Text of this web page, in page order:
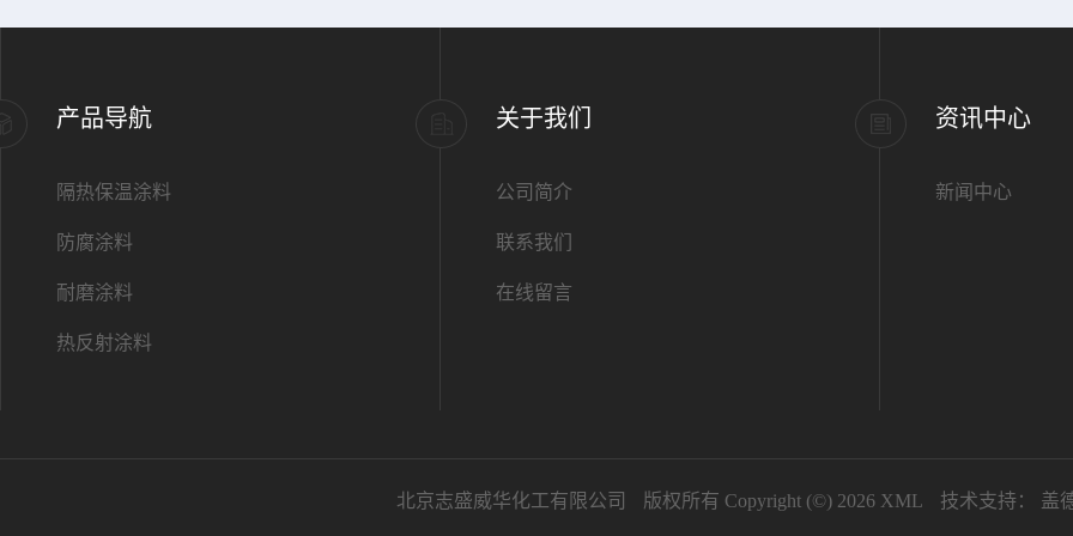
产品导航
隔热保温涂料
防腐涂料
耐磨涂料
热反射涂料
关于我们
公司简介
联系我们
在线留言
资讯中心
新闻中心
北京志盛威华化工有限公司 版权所有 Copyright (©) 2026 XML 技术支持： 盖